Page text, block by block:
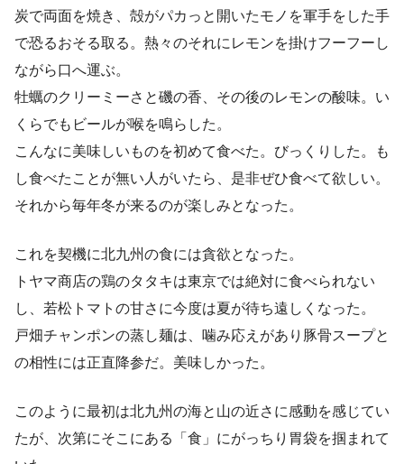
炭で両面を焼き、殻がパカっと開いたモノを軍手をした手
で恐るおそる取る。熱々のそれにレモンを掛けフーフーし
ながら口へ運ぶ。
牡蠣のクリーミーさと磯の香、その後のレモンの酸味。い
くらでもビールが喉を鳴らした。
こんなに美味しいものを初めて食べた。びっくりした。も
し食べたことが無い人がいたら、是非ぜひ食べて欲しい。
それから毎年冬が来るのが楽しみとなった。
これを契機に北九州の食には貪欲となった。
トヤマ商店の鶏のタタキは東京では絶対に食べられない
し、若松トマトの甘さに今度は夏が待ち遠しくなった。
戸畑チャンポンの蒸し麺は、噛み応えがあり豚骨スープと
の相性には正直降参だ。美味しかった。
このように最初は北九州の海と山の近さに感動を感じてい
たが、次第にそこにある「食」にがっちり胃袋を掴まれて